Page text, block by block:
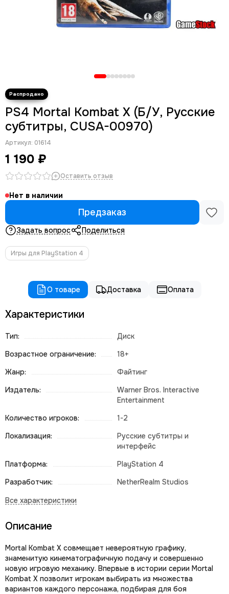
PS4 Mortal Kombat X (Б/У, Русские
субтитры, CUSA-00970)
Артикул: 01614
1 190 ₽
Оставить отзыв
Нет в наличии
Предзаказ
Задать вопрос Поделиться
Игры для PlayStation 4
О товаре Доставка Оплата
Характеристики
Тип:
Диск
Возрастное ограничение:
18+
Жанр:
Файтинг
Издатель:
Warner Bros. Interactive
Entertainment
Количество игроков:
1-2
Локализация:
Русские субтитры и
интерфейс
Платформа:
PlayStation 4
Разработчик:
NetherRealm Studios
Описание
Mortal Kombat X совмещает невероятную графику,
знаменитую кинематографичную подачу и совершенно
новую игровую механику. Впервые в истории серии Mortal
Kombat X позволит игрокам выбирать из множества
вариантов каждого персонажа, подбирая для боя